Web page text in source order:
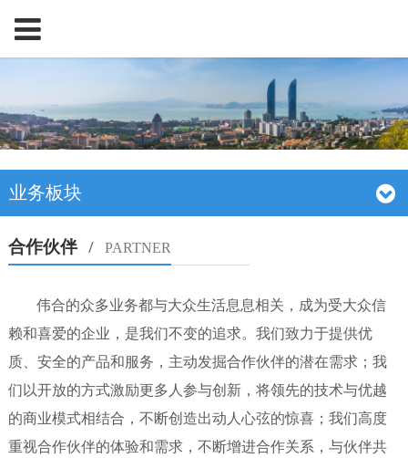
业务板块
合作伙伴 / PARTNER
伟合的众多业务都与大众生活息息相关，成为受大众信
赖和喜爱的企业，是我们不变的追求。我们致力于提供优
质、安全的产品和服务，主动发掘合作伙伴的潜在需求；我
们以开放的方式激励更多人参与创新，将领先的技术与优越
的商业模式相结合，不断创造出动人心弦的惊喜；我们高度
重视合作伙伴的体验和需求，不断增进合作关系，与伙伴共